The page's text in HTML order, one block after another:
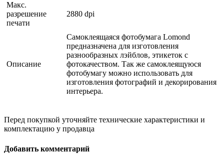
Макс.
разрешение
печати
2880 dpi
Описание
Cамоклеящаяся фотобумага Lomond
предназначена для изготовления
разнообразных лэйблов, этикеток с
фотокачеством. Так же самоклеящуюся
фотобумагу можно использовать для
изготовления фотографий и декорирования
интерьера.
Перед покупкой уточняйте технические характеристики и
комплектацию у продавца
Добавить комментарий